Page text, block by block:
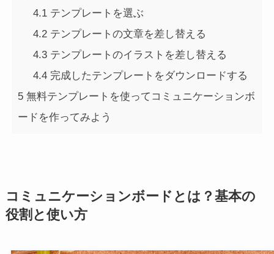
4.1 テンプレートを選ぶ
4.2 テンプレートの文章を差し替える
4.3 テンプレートのイラストを差し替える
4.4 完成したテンプレートをダウンロードする
5無料テンプレートを使ってコミュニケーションボ
ードを作ってみよう
コミュニケーションボードとは？基本の
役割と使い方